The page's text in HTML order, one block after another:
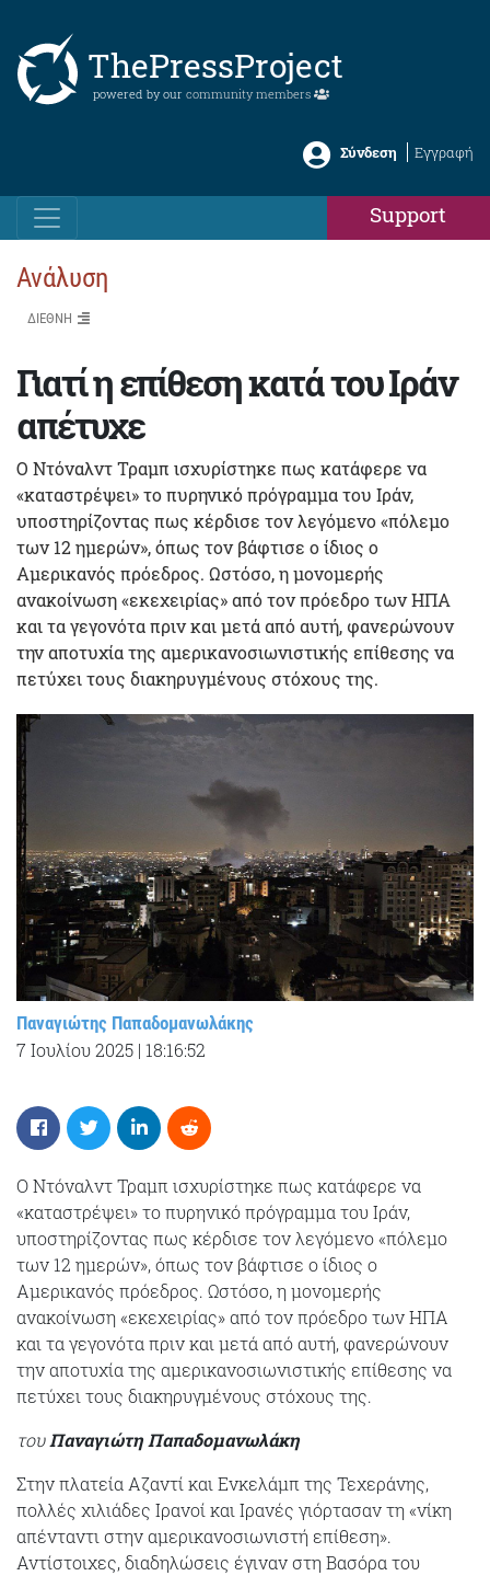
ThePressProject
powered by our community members
Σύνδεση Εγγραφή
Support
Ανάλυση
ΔΙΕΘΝΗ
Γιατί η επίθεση κατά του Ιράν
απέτυχε
Ο Ντόναλντ Τραμπ ισχυρίστηκε πως κατάφερε να
«καταστρέψει» το πυρηνικό πρόγραμμα του Ιράν,
υποστηρίζοντας πως κέρδισε τον λεγόμενο «πόλεμο
των 12 ημερών», όπως τον βάφτισε ο ίδιος ο
Αμερικανός πρόεδρος. Ωστόσο, η μονομερής
ανακοίνωση «εκεχειρίας» από τον πρόεδρο των ΗΠΑ
και τα γεγονότα πριν και μετά από αυτή, φανερώνουν
την αποτυχία της αμερικανοσιωνιστικής επίθεσης να
πετύχει τους διακηρυγμένους στόχους της.
Παναγιώτης Παπαδομανωλάκης
7 Ιουλίου 2025 | 18:16:52
Ο Ντόναλντ Τραμπ ισχυρίστηκε πως κατάφερε να
«καταστρέψει» το πυρηνικό πρόγραμμα του Ιράν,
υποστηρίζοντας πως κέρδισε τον λεγόμενο «πόλεμο
των 12 ημερών», όπως τον βάφτισε ο ίδιος ο
Αμερικανός πρόεδρος. Ωστόσο, η μονομερής
ανακοίνωση «εκεχειρίας» από τον πρόεδρο των ΗΠΑ
και τα γεγονότα πριν και μετά από αυτή, φανερώνουν
την αποτυχία της αμερικανοσιωνιστικής επίθεσης να
πετύχει τους διακηρυγμένους στόχους της.
τουΠαναγιώτη Παπαδομανωλάκη
Στην πλατεία Αζαντί και Ενκελάμπ της Τεχεράνης,
πολλές χιλιάδες Ιρανοί και Ιρανές γιόρτασαν τη «νίκη
απένταντι στην αμερικανοσιωνιστή επίθεση».
Αντίστοιχες, διαδηλώσεις έγιναν στη Βασόρα του